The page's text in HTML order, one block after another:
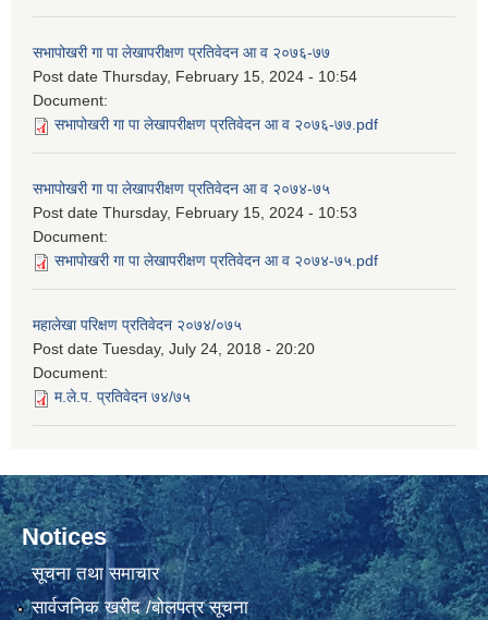
सभापोखरी गा पा लेखापरीक्षण प्रतिवेदन आ व २०७६-७७
Post date Thursday, February 15, 2024 - 10:54
Document:
सभापोखरी गा पा लेखापरीक्षण प्रतिवेदन आ व २०७६-७७.pdf
सभापोखरी गा पा लेखापरीक्षण प्रतिवेदन आ व २०७४-७५
Post date Thursday, February 15, 2024 - 10:53
Document:
सभापोखरी गा पा लेखापरीक्षण प्रतिवेदन आ व २०७४-७५.pdf
महालेखा परिक्षण प्रतिवेदन २०७४/०७५
Post date Tuesday, July 24, 2018 - 20:20
Document:
म.ले.प. प्रतिवेदन ७४/७५
Notices
सूचना तथा समाचार
सार्वजनिक खरीद /बोलपत्र सूचना